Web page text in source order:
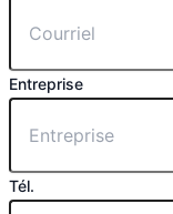
Entreprise
Tél.